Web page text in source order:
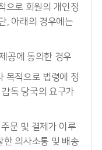
으로 회원의 개인정
, 아래의 경우에는
공에 동의한 경우
목적으로 법령에 정
독 당국의 요구가
문 및 결제가 이루
한 의사소통 및 배송